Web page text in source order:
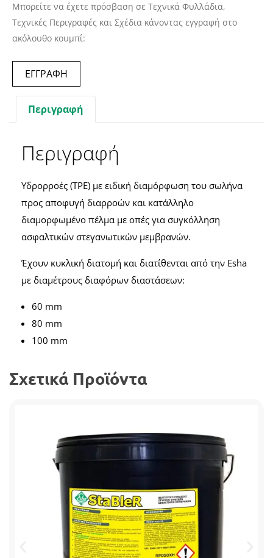
Μπορείτε να έχετε πρόσβαση σε Τεχνικά Φυλλάδια,
Τεχνικές Περιγραφές και Σχέδια κάνοντας εγγραφή στο
ακόλουθο κουμπί:
ΕΓΓΡΑΦΗ
Περιγραφή
Περιγραφή
Υδρορροές (ΤΡΕ) με ειδική διαμόρφωση του σωλήνα
προς αποφυγή διαρροών και κατάλληλο
διαμορφωμένο πέλμα με οπές για συγκόλληση
ασφαλτικών στεγανωτικών μεμβρανών.
Έχουν κυκλική διατομή και διατίθενται από την Esha
με διαμέτρους διαφόρων διαστάσεων:
60 mm
80 mm
100 mm
Σχετικά Προϊόντα